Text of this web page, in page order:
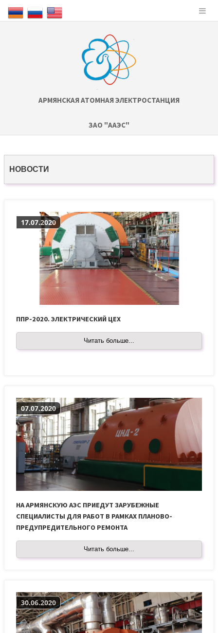
АРМЯНСКАЯ АТОМНАЯ ЭЛЕКТРОСТАНЦИЯ
ЗАО "ААЭС"
НОВОСТИ
17.07.2020
ППР-2020. ЭЛЕКТРИЧЕСКИЙ ЦЕХ
Читать больше...
07.07.2020
НА АРМЯНСКУЮ АЭС ПРИЕДУТ ЗАРУБЕЖНЫЕ
СПЕЦИАЛИСТЫ ДЛЯ РАБОТ В РАМКАХ ПЛАНОВО-
ПРЕДУПРЕДИТЕЛЬНОГО РЕМОНТА
Читать больше...
30.06.2020